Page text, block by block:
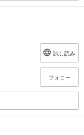
試し読み
フォロー